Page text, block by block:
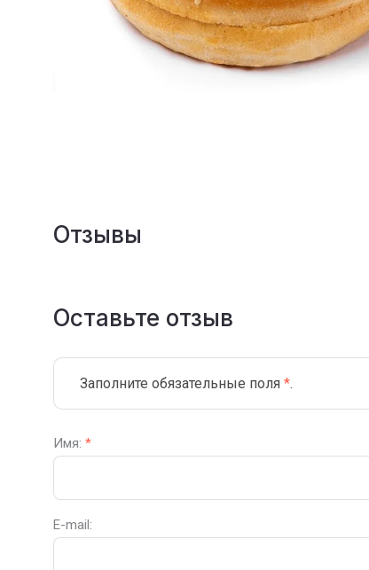
Отзывы
Оставьте отзыв
Заполните обязательные поля *.
Имя: *
E-mail: